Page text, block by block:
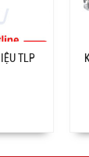
TLP